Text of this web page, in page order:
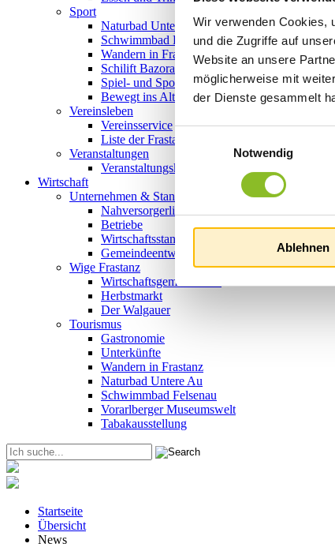
Wir verwenden Cookies,
und die Zugriffe auf
Website an unsere
möglicherweise mit
der Dienste gesammelt
Einwilligungsauswahl
Notwendig
Ablehnen
Sport
Naturbad Untere Au
Schwimmbad Felsenau
Wandern in Frastanz
Schilift Bazora
Spiel- und Sportstätten
Bewegt ins Alter
Vereinsleben
Vereinsservice
Liste der Frastanzer Vereine
Veranstaltungen
Veranstaltungskalender
Wirtschaft
Unternehmen & Standort
Nahversorgerliste
Betriebe
Wirtschaftsstandort Frastanz
Gemeindeentwicklung
Wige Frastanz
Wirtschaftsgemeinschaft
Herbstmarkt
Der Walgauer
Tourismus
Gastronomie
Unterkünfte
Wandern in Frastanz
Naturbad Untere Au
Schwimmbad Felsenau
Vorarlberger Museumswelt
Tabakausstellung
Startseite
Übersicht
News